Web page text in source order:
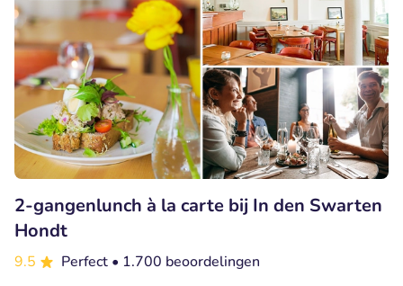
2-gangenlunch à la carte bij In den Swarten
Hondt
9.5 Perfect • 1.700 beoordelingen